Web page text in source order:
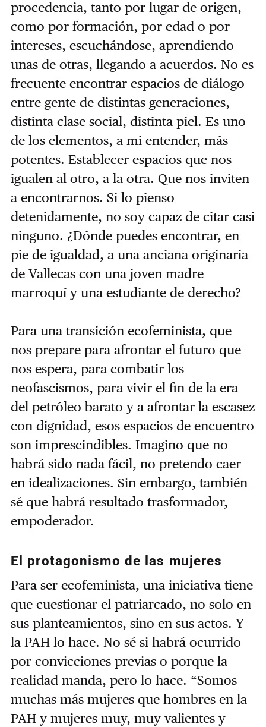
procedencia, tanto por lugar de origen,
como por formación, por edad o por
intereses, escuchándose, aprendiendo
unas de otras, llegando a acuerdos. No es
frecuente encontrar espacios de diálogo
entre gente de distintas generaciones,
distinta clase social, distinta piel. Es uno
de los elementos, a mi entender, más
potentes. Establecer espacios que nos
igualen al otro, a la otra. Que nos inviten
a encontrarnos. Si lo pienso
detenidamente, no soy capaz de citar casi
ninguno. ¿Dónde puedes encontrar, en
pie de igualdad, a una anciana originaria
de Vallecas con una joven madre
marroquí y una estudiante de derecho?
Para una transición ecofeminista, que
nos prepare para afrontar el futuro que
nos espera, para combatir los
neofascismos, para vivir el fin de la era
del petróleo barato y a afrontar la escasez
con dignidad, esos espacios de encuentro
son imprescindibles. Imagino que no
habrá sido nada fácil, no pretendo caer
en idealizaciones. Sin embargo, también
sé que habrá resultado trasformador,
empoderador.
El protagonismo de las mujeres
Para ser ecofeminista, una iniciativa tiene
que cuestionar el patriarcado, no solo en
sus planteamientos, sino en sus actos. Y
la PAH lo hace. No sé si habrá ocurrido
por convicciones previas o porque la
realidad manda, pero lo hace. “Somos
muchas más mujeres que hombres en la
PAH y mujeres muy, muy valientes y